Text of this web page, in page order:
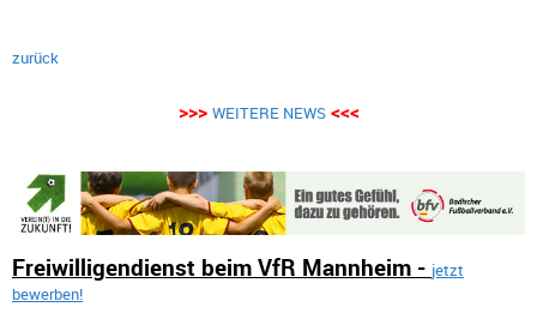
zurück
>>> WEITERE NEWS<<<
Freiwilligendienst beim VfR Mannheim - jetzt
bewerben!